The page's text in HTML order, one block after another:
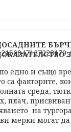
едно и също
са факторите,
среда,
плач,
на
мерки могат да